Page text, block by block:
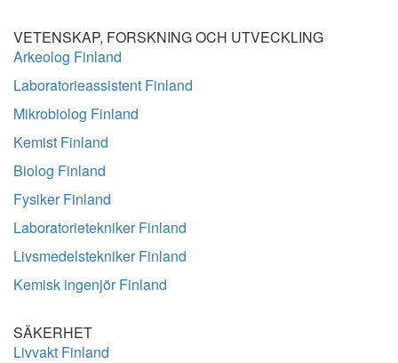
VETENSKAP, FORSKNING OCH UTVECKLING
Arkeolog Finland
Laboratorieassistent Finland
Mikrobiolog Finland
Kemist Finland
Biolog Finland
Fysiker Finland
Laboratorietekniker Finland
Livsmedelstekniker Finland
Kemisk ingenjör Finland
SÄKERHET
Livvakt Finland